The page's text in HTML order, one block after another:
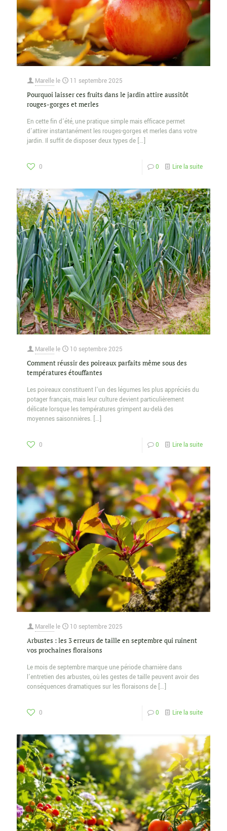
Marelle le 11 septembre 2025
Pourquoi laisser ces fruits dans le jardin attire aussitôt
rouges-gorges et merles
En cette fin d’été, une pratique simple mais efficace permet
d’attirer instantanément les rouges-gorges et merles dans votre
jardin. Il suffit de disposer deux types de […]
0 0 Lire la suite
Marelle le 10 septembre 2025
Comment réussir des poireaux parfaits même sous des
températures étouffantes
Les poireaux constituent l’un des légumes les plus appréciés du
potager français, mais leur culture devient particulièrement
délicate lorsque les températures grimpent au-delà des
moyennes saisonnières. […]
0 0 Lire la suite
Marelle le 10 septembre 2025
Arbustes : les 3 erreurs de taille en septembre qui ruinent
vos prochaines floraisons
Le mois de septembre marque une période charnière dans
l’entretien des arbustes, où les gestes de taille peuvent avoir des
conséquences dramatiques sur les floraisons de […]
0 0 Lire la suite